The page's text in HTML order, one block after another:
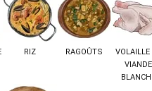
RIZ RAGOÛTS
VOLAILLE
VIANDE